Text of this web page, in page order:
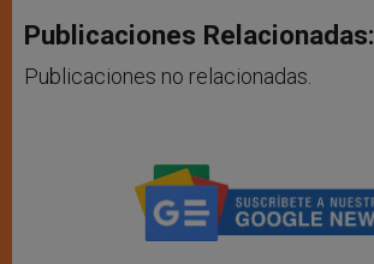
Publicaciones Relacionadas:
Publicaciones no relacionadas.